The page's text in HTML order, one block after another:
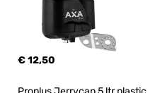
€ 12,50